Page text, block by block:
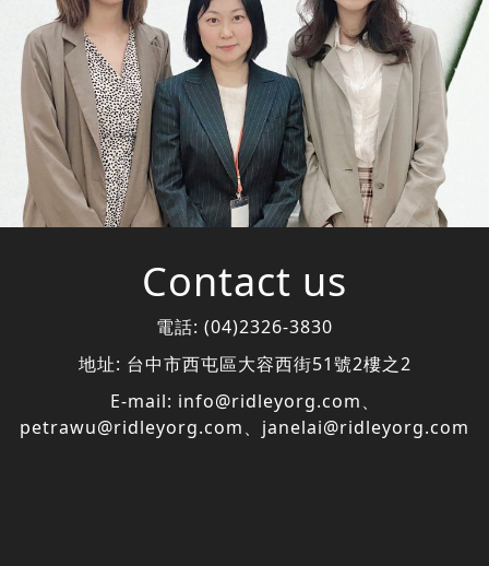
Contact us
電話: (04)2326-3830
地址: 台中市西屯區大容西街51號2樓之2
E-mail: info@ridleyorg.com、
petrawu@ridleyorg.com、 janelai@ridleyorg.com